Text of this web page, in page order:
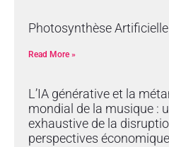
Photosynthèse
Read More »
L’IA générative et la
mondial de la musique :
exhaustive de la
perspectives